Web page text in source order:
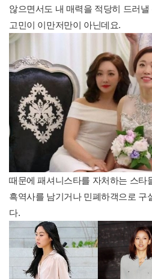
않으면서도 내 매력을 적당히 드러
고민이 이만저만이 아닌데요.
때문에 패셔니스타를 자처하는 스타
흑역사를 남기거나 민폐하객으로 구
다.